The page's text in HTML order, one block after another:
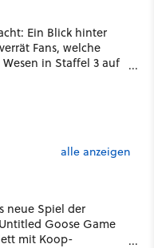
Ein Blick hinter
Fans, welche
in Staffel 3 auf
alle anzeigen
neue Spiel der
Goose Game
mit Koop-